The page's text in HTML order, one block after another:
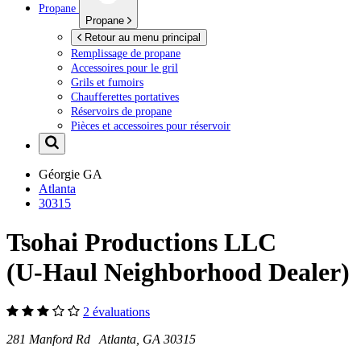
Propane
Propane
Retour au menu principal
Remplissage de propane
Accessoires pour le gril
Grils et fumoirs
Chaufferettes portatives
Réservoirs de propane
Pièces et accessoires pour réservoir
Géorgie GA
Atlanta
30315
Tsohai Productions LLC
(U-Haul Neighborhood Dealer)
2 évaluations
281 Manford Rd Atlanta, GA 30315